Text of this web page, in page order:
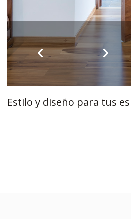
Estilo y diseño para tus